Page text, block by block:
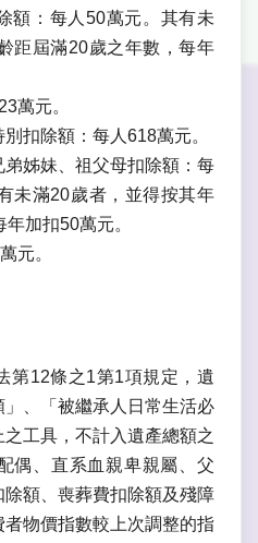
額：每人50萬元。其有未
距屆滿20歲之年數，每年
萬元。
扣除額：每人618萬元。
弟姊妹、祖父母扣除額：每
未滿20歲者，並得按其年
加扣50萬元。
元。
第12條之1第1項規定，遺
、「被繼承人日常生活必
工具，不計入遺產總額之
偶、直系血親卑親屬、父
額、喪葬費扣除額及殘障
物價指數較上次調整的指